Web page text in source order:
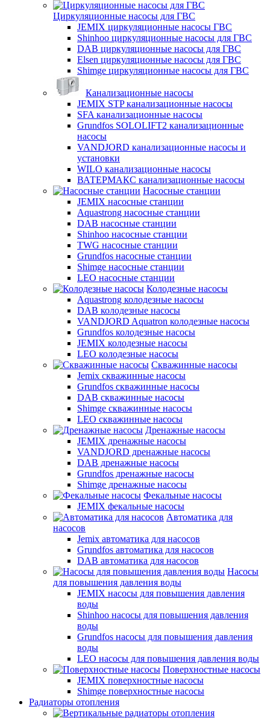
Циркуляционные насосы для ГВС
JEMIX циркуляционные насосы ГВС
Shinhoo циркуляционные насосы для ГВС
DAB циркуляционные насосы для ГВС
Elsen циркуляционные насосы для ГВС
Shimge циркуляционные насосы для ГВС
Канализационные насосы
JEMIX STP канализационные насосы
SFA канализационные насосы
Grundfos SOLOLIFT2 канализационные
насосы
VANDJORD канализационные насосы и
установки
WILO канализационные насосы
ВАТЕРМАКС канализационные насосы
Насосные станции
JEMIX насосные станции
Aquastrong насосные станции
DAB насосные станции
Shinhoo насосные станции
TWG насосные станции
Grundfos насосные станции
Shimge насосные станции
LEO насосные станции
Колодезные насосы
Aquastrong колодезные насосы
DAB колодезные насосы
VANDJORD Aquatron колодезные насосы
Grundfos колодезные насосы
JEMIX колодезные насосы
LEO колодезные насосы
Скважинные насосы
Jemix cкважинные насосы
Grundfos скважинные насосы
DAB скважинные насосы
Shimge скважинные насосы
LEO скважинные насосы
Дренажные насосы
JEMIX дренажные насосы
VANDJORD дренажные насосы
DAB дренажные насосы
Grundfos дренажные насосы
Shimge дренажные насосы
Фекальные насосы
JEMIX фекальные насосы
Автоматика для
насосов
Jemix автоматика для насосов
Grundfos автоматика для насосов
DAB автоматика для насосов
Насосы
для повышения давления воды
JEMIX насосы для повышения давления
воды
Shinhoo насосы для повышения давления
воды
Grundfos насосы для повышения давления
воды
LEO насосы для повышения давления воды
Поверхностные насосы
JEMIX поверхностные насосы
Shimge поверхностные насосы
Радиаторы отопления